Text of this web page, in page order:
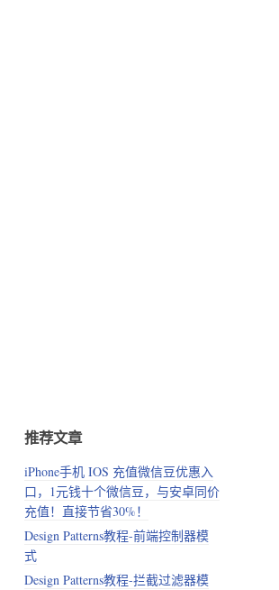
推荐文章
iPhone手机 IOS 充值微信豆优惠入
口，1元钱十个微信豆，与安卓同价
充值！直接节省30%！
Design Patterns教程-前端控制器模
式
Design Patterns教程-拦截过滤器模